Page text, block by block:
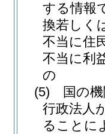
する情報
換若しく
不当に住
不当に利
の
(5)
国の
行政法人
ることに